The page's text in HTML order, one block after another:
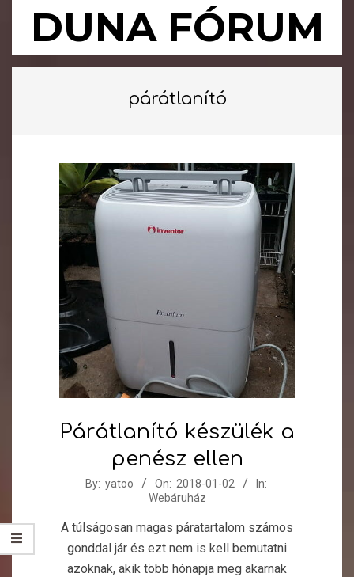
DUNA FÓRUM
Primary
párátlanító
Párátlanító készülék a
penész ellen
2018-
02
By: yatoo On: 2018-01-02
In:
Webáruház
A túlságosan magas páratartalom számos
gonddal jár és ezt nem is kell bemutatni
azoknak, akik több hónapja meg akarnak